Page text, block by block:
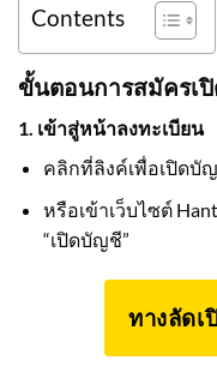
Contents
ขั้นตอนการสมัครเ
1. เข้าสู่หน้าลงทะเบียน
คลิกที่ลิงค์เพื่อเปิดบั
หรือเข้าเว็บไซต์
“เปิดบัญชี”
ทางลัดเ